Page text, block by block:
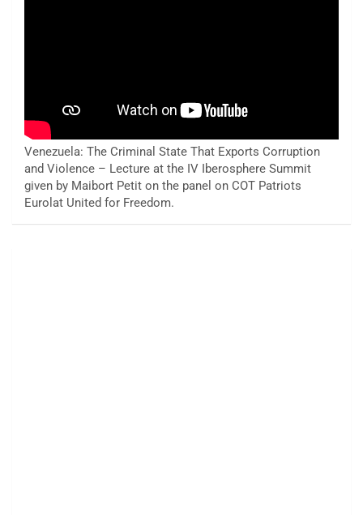
Venezuela: The Criminal State That Exports Corruption
and Violence – Lecture at the IV Iberosphere Summit
given by Maibort Petit on the panel on COT Patriots
Eurolat United for Freedom.